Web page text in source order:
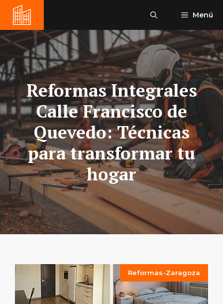
Saltar
contenido
Menú
Reformas Integrales
Calle Francisco de
Quevedo: Técnicas
para transformar tu
hogar
Reformas-Zaragoza